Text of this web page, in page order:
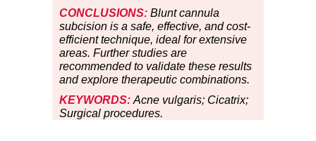
CONCLUSIONS: Blunt cannula
subcision is a safe, effective, and cost-
efficient technique, ideal for extensive
areas. Further studies are
recommended to validate these results
and explore therapeutic combinations.
KEYWORDS: Acne vulgaris; Cicatrix;
Surgical procedures.